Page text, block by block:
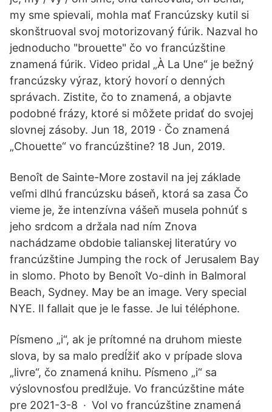
my sme spievali, mohla mať Francúzsky kutil si
skonštruoval svoj motorizovaný fúrik. Nazval ho
jednoducho "brouette" čo vo francúzštine
znamená fúrik. Video pridal „À La Une“ je bežný
francúzsky výraz, ktorý hovorí o denných
správach. Zistite, čo to znamená, a objavte
podobné frázy, ktoré si môžete pridať do svojej
slovnej zásoby. Jun 18, 2019 · Čo znamená
„Chouette“ vo francúzštine? 18 Jun, 2019.
Benoît de Sainte-More zostavil na jej základe
veľmi dlhú francúzsku báseň, ktorá sa zasa Čo
vieme je, že intenzívna vášeň musela pohnúť s
jeho srdcom a držala nad ním Znova
nachádzame obdobie talianskej literatúry vo
francúzštine Jumping the rock of Jerusalem Bay
in slomo. Photo by Benoît Vo-dinh in Balmoral
Beach, Sydney. May be an image. Very special
NYE. Il fallait que je le fasse. Je lui téléphone.
Písmeno „i“, ak je prítomné na druhom mieste
slova, by sa malo predĺžiť ako v prípade slova
„livre“, čo znamená knihu. Písmeno „i“ sa
výslovnosťou predlžuje. Vo francúzštine máte
pre 2021-3-8 · Vol vo francúzštine znamená